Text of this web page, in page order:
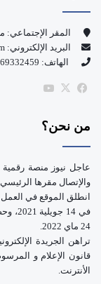
المقر الإجتماعي:
البريد الإلكتروني: contact.aajil@gmail.com
الهاتف: 0669332459
فيسبوك
‫X
من نحن؟
عاجل نيوز منصة
والإتصال مقرها
في
24 ماي 2022.
تراهن الجريدة
قانون الإعلام و
الأنترنت.